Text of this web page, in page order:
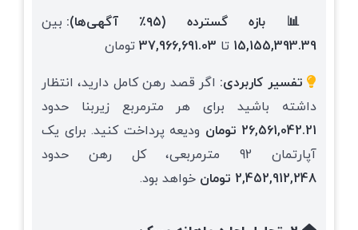
📊 بازه گسترده (۹۵٪ آگهی‌ها):
بین
15,155,393.39 تا 37,966,691.03 تومان
تفسیر کاربردی: اگر قصد رهن کامل دارید، انتظار
داشته باشید برای هر مترمربع زیربنا حدود
26,561,042.21 تومان
ودیعه پرداخت کنید. برای یک
آپارتمان 92 مترمربعی، کل رهن حدود
2,452,912,248 تومان
خواهد بود.